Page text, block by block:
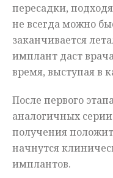
пересадки,
не всегда можно
заканчивается
имплант даст
время, выступая в
После первого
аналогичных
получения
начнутся
имплантов.